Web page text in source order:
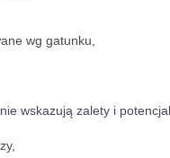
wg gatunku,
wskazują zalety i